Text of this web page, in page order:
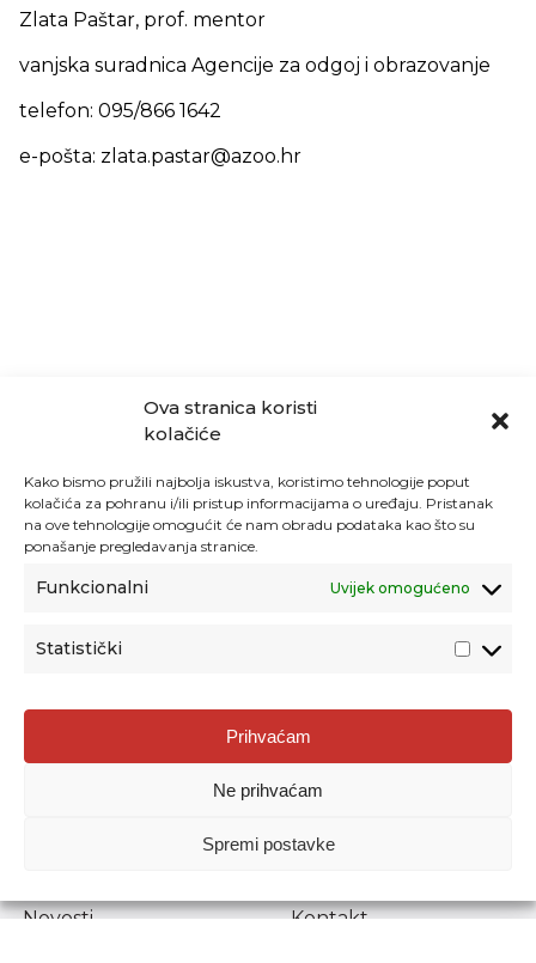
Ova stranica koristi
kolačiće
Kako bismo pružili najbolja iskustva, koristimo tehnologije poput
kolačića za pohranu i/ili pristup informacijama o uređaju. Pristanak
na ove tehnologije omogućit će nam obradu podataka kao što su
ponašanje pregledavanja stranice.
Funkcionalni Uvijek omogućeno
Statistički
Prihvaćam
Ne prihvaćam
Spremi postavke
Zlata Paštar, prof. mentor
vanjska suradnica Agencije za odgoj i obrazovanje
telefon: 095/866 1642
e-pošta: zlata.pastar@azoo.hr
Agencija za odgoj i obrazovanje
Donje Svetice 38, 10000 Zagreb
1778129
Prenošenje sadržaja dopušteno je uz navođenje izvora.
Novosti
Kontakt